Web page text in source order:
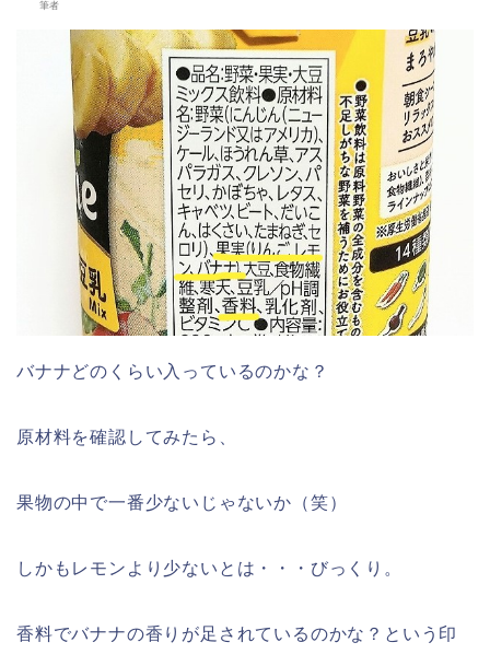
筆者
バナナどのくらい入っているのかな？
原材料を確認してみたら、
果物の中で一番少ないじゃないか（笑）
しかもレモンより少ないとは・・・びっくり。
香料でバナナの香りが足されているのかな？という印